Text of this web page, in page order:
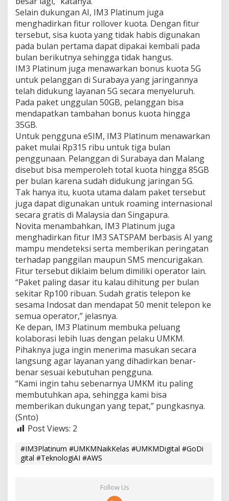
Selain dukungan AI, IM3 Platinum juga
menghadirkan fitur rollover kuota. Dengan fitur
tersebut, sisa kuota yang tidak habis digunakan
pada bulan pertama dapat dipakai kembali pada
bulan berikutnya sehingga tidak hangus.
IM3 Platinum juga menawarkan bonus kuota 5G
untuk pelanggan di Surabaya yang jaringannya
telah didukung layanan 5G secara menyeluruh.
Pada paket unggulan 50GB, pelanggan bisa
mendapatkan tambahan bonus kuota hingga
35GB.
Untuk pengguna eSIM, IM3 Platinum menawarkan
paket mulai Rp315 ribu untuk tiga bulan
penggunaan. Pelanggan di Surabaya dan Malang
disebut bisa memperoleh total kuota hingga 85GB
per bulan karena sudah didukung jaringan 5G.
Tak hanya itu, kuota utama dalam paket tersebut
juga dapat digunakan untuk roaming internasional
secara gratis di Malaysia dan Singapura.
Novita menambahkan, IM3 Platinum juga
menghadirkan fitur IM3 SATSPAM berbasis AI yang
mampu mendeteksi serta memberikan peringatan
terhadap panggilan maupun SMS mencurigakan.
Fitur tersebut diklaim belum dimiliki operator lain.
“Paket paling dasar itu kalau dihitung per bulan
sekitar Rp100 ribuan. Sudah gratis telepon ke
sesama Indosat dan mendapat 50 menit telepon ke
semua operator,” jelasnya.
Ke depan, IM3 Platinum membuka peluang
kolaborasi lebih luas dengan pelaku UMKM.
Pihaknya juga ingin menerima masukan secara
langsung agar layanan yang dihadirkan benar-
benar sesuai kebutuhan pengguna.
“Kami ingin tahu sebenarnya UMKM itu paling
membutuhkan apa, sehingga kami bisa
memberikan dukungan yang tepat,” pungkasnya.
(Snto)
Post Views: 2
#IM3Platinum #UMKMNaikKelas #UMKMDigital #GoDi
gital #TeknologiAI #AWS
Follow Us